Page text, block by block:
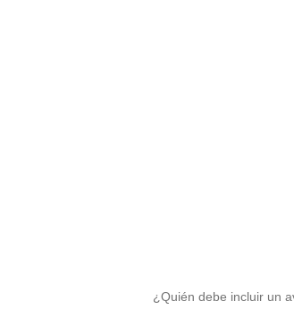
¿Quién debe incluir un